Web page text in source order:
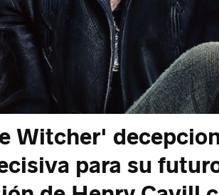
Witcher'
para su